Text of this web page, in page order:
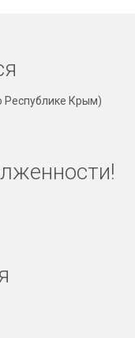
Республике Крым)